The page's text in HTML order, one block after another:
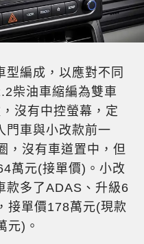
編成，以應對不同
柴油車縮編為雙車
沒有中控螢幕，定
門車與小改款前一
，沒有車道置中，但
萬元(接單價)。小改
款多了ADAS、升級6
接單價178萬元(現款
元)。